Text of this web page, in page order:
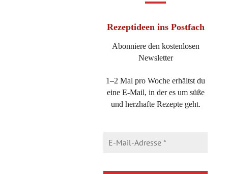
Rezeptideen ins Postfach
Abonniere den kostenlosen
Newsletter
1–2 Mal pro Woche erhältst du
eine E-Mail, in der es um süße
und herzhafte Rezepte geht.